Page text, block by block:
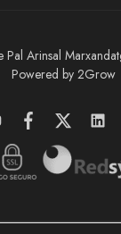
Pal Arinsal
Powered by 2Grow